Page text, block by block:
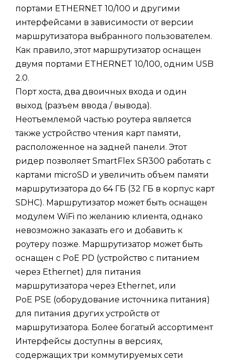
портами ETHERNET 10/100 и другими
интерфейсами в зависимости от версии
маршрутизатора выбранного пользователем.
Как правило, этот маршрутизатор оснащен
двумя портами ETHERNET 10/100, одним USB
2.0.
Порт хоста, два двоичных входа и один
выход (разъем ввода / вывода).
Неотъемлемой частью роутера является
также устройство чтения карт памяти,
расположенное на задней панели. Этот
ридер позволяет SmartFlex SR300 работать с
картами microSD и увеличить объем памяти
маршрутизатора до 64 ГБ (32 ГБ в корпус карт
SDHC). Маршрутизатор может быть оснащен
модулем WiFi по желанию клиента, однако
невозможно заказать его и добавить к
роутеру позже. Маршрутизатор может быть
оснащен с PoE PD (устройство с питанием
через Ethernet) для питания
маршрутизатора через Ethernet, или
PoE PSE (оборудование источника питания)
для питания других устройств от
маршрутизатора. Более богатый ассортимент
Интерфейсы доступны в версиях,
содержащих три коммутируемых сети